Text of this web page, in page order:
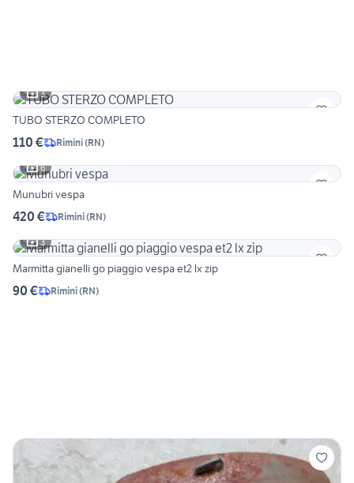
3
TUBO STERZO COMPLETO
110 € Rimini(RN)
6
Munubri vespa
420 € Rimini(RN)
3
Marmitta gianelli go piaggio vespa et2 lx zip
90 € Rimini(RN)